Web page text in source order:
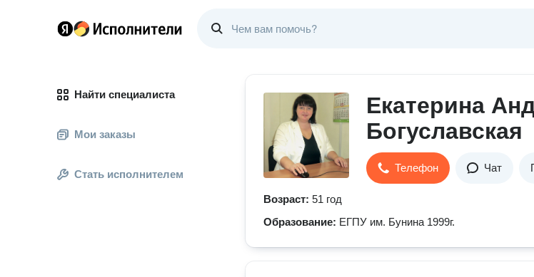
Найти специалиста
Мои заказы
Стать исполнителем
Екатерина
Богуславская
Телефон Чат
Возраст: 51 год
Образование: ЕГПУ им. Бунина 1999г.